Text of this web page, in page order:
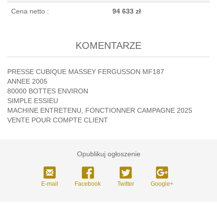
Cena netto : 94 633 zł
KOMENTARZE
PRESSE CUBIQUE MASSEY FERGUSSON MF187
ANNEE 2005
80000 BOTTES ENVIRON
SIMPLE ESSIEU
MACHINE ENTRETENU, FONCTIONNER CAMPAGNE 2025
VENTE POUR COMPTE CLIENT
Opublikuj ogłoszenie
E-mail Facebook Twitter Google+